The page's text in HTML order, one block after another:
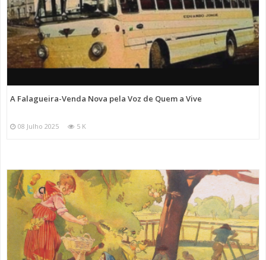
A Falagueira-Venda Nova pela Voz de Quem a Vive
08 Julho 2025 5 K